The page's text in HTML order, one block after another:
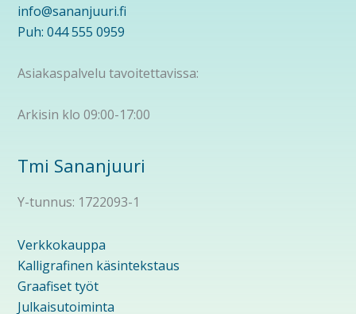
info@sananjuuri.fi
Puh: 044 555 0959
Asiakaspalvelu tavoitettavissa:
Arkisin klo 09:00-17:00
Tmi Sananjuuri
Y-tunnus: 1722093-1
Verkkokauppa
Kalligrafinen käsintekstaus
Graafiset työt
Julkaisutoiminta